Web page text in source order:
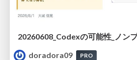
doradora09
PRO